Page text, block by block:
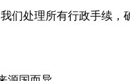
处理所有行政手续，